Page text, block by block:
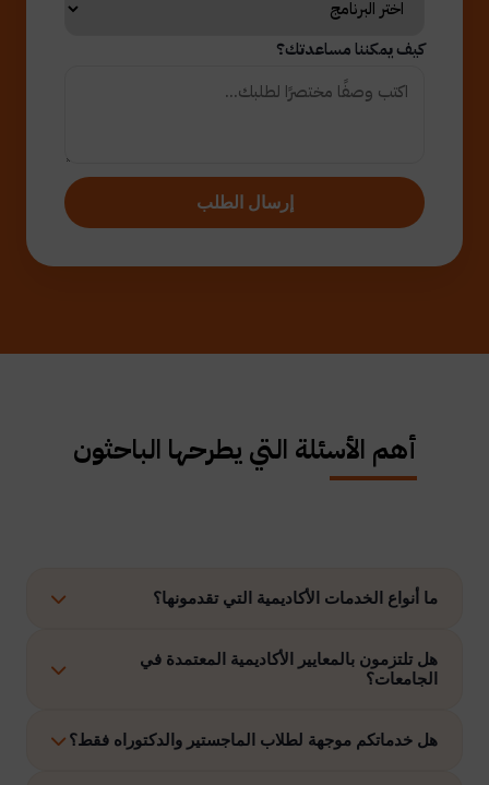
كيف يمكننا مساعدتك؟
إرسال الطلب
أهم الأسئلة التي يطرحها الباحثون
ما أنواع الخدمات الأكاديمية التي تقدمونها؟
نوفر حلولًا متكاملة تشمل إعداد الرسائل العلمية، الاستشارات
الأكاديمية، التحليل الإحصائي، إعداد خطة البحث، نشر الأبحاث،
هل تلتزمون بالمعايير الأكاديمية المعتمدة في
الجامعات؟
نعم، نلتزم بتنفيذ جميع الأعمال وفق ضوابط الدراسات العليا
هل خدماتكم موجهة لطلاب الماجستير والدكتوراه فقط؟